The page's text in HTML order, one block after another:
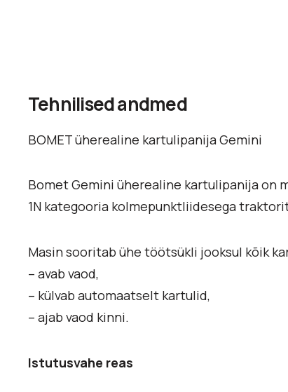
Tehnilised andmed
BOMET üherealine kartulipanija Gemini
Bomet Gemini üherealine kartulipanija on
1N kategooria kolmepunktliidesega
Masin sooritab ühe töötsükli jooksul kõik
– avab vaod,
– külvab automaatselt kartulid,
– ajab vaod kinni.
Istutusvahe reas